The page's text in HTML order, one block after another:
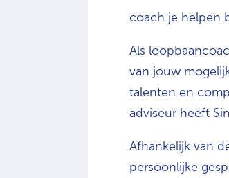
coach je helpen
Als
van jouw
talenten en
adviseur heeft
Afhankelijk van
persoonlijke